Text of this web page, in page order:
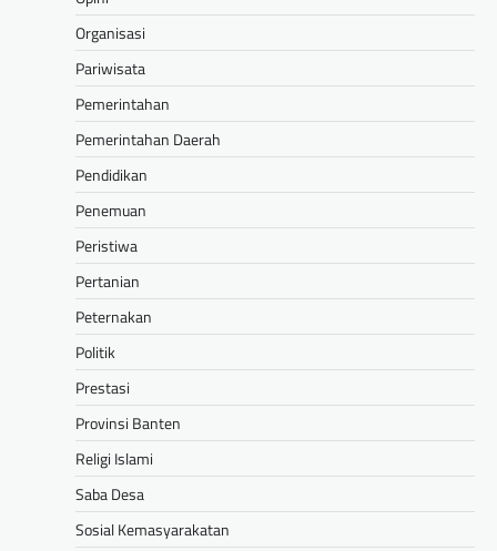
Organisasi
Pariwisata
Pemerintahan
Pemerintahan Daerah
Pendidikan
Penemuan
Peristiwa
Pertanian
Peternakan
Politik
Prestasi
Provinsi Banten
Religi Islami
Saba Desa
Sosial Kemasyarakatan